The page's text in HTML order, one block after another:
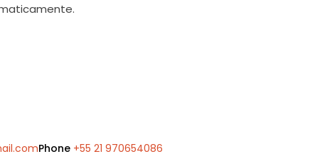
Phone +55 21 970654086